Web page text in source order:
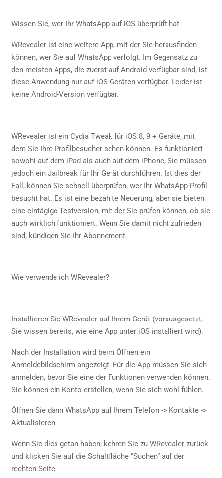
Wissen Sie, wer Ihr WhatsApp auf iOS überprüft hat
WRevealer ist eine weitere App, mit der Sie herausfinden
können, wer Sie auf WhatsApp verfolgt. Im Gegensatz zu
den meisten Apps, die zuerst auf Android verfügbar sind, ist
diese Anwendung nur auf iOS-Geräten verfügbar. Leider ist
keine Android-Version verfügbar.
WRevealer ist ein Cydia Tweak für iOS 8, 9 + Geräte, mit
dem Sie Ihre Profilbesucher sehen können. Es funktioniert
sowohl auf dem iPad als auch auf dem iPhone, Sie müssen
jedoch ein Jailbreak für Ihr Gerät durchführen. Ist dies der
Fall, können Sie schnell überprüfen, wer Ihr WhatsApp-Profil
besucht hat. Es ist eine bezahlte Neuerung, aber sie bieten
eine eintägige Testversion, mit der Sie prüfen können, ob sie
auch wirklich funktioniert. Wenn Sie damit nicht zufrieden
sind, kündigen Sie Ihr Abonnement.
Wie verwende ich WRevealer?
Installieren Sie WRevealer auf Ihrem Gerät (vorausgesetzt,
Sie wissen bereits, wie eine App unter iOS installiert wird).
Nach der Installation wird beim Öffnen ein
Anmeldebildschirm angezeigt. Für die App müssen Sie sich
anmelden, bevor Sie eine der Funktionen verwenden können.
Sie können ein Konto erstellen, wenn Sie sich wohl fühlen.
Öffnen Sie dann WhatsApp auf Ihrem Telefon -> Kontakte ->
Aktualisieren
Wenn Sie dies getan haben, kehren Sie zu WRevealer zurück
und klicken Sie auf die Schaltfläche “Suchen” auf der
rechten Seite.